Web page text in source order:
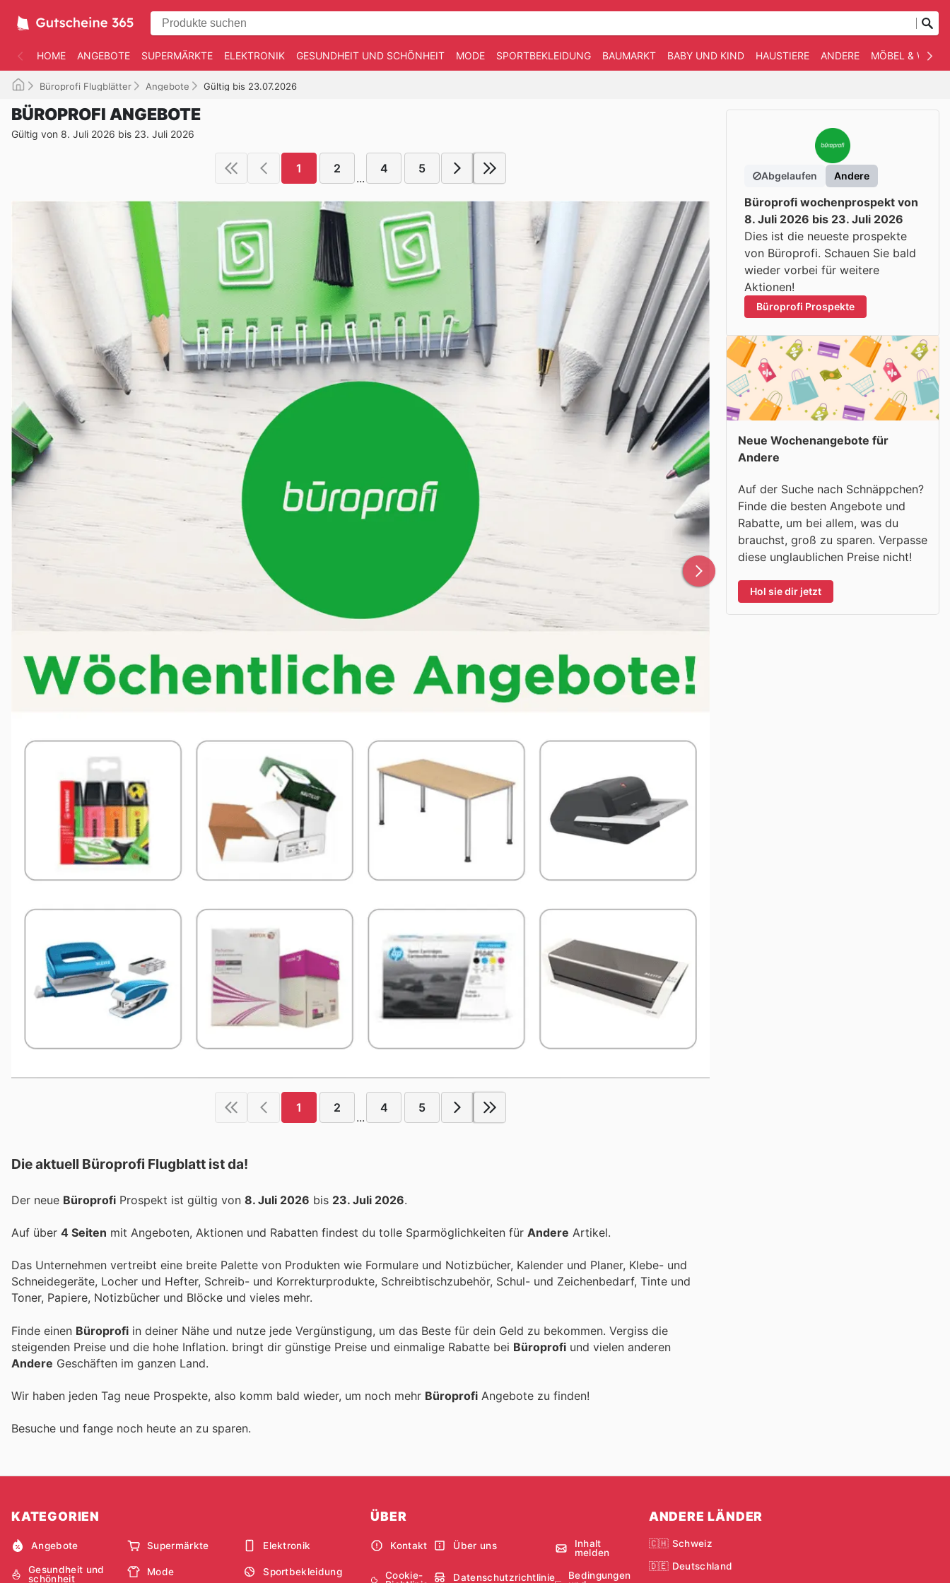
HOME ANGEBOTE SUPERMÄRKTE ELEKTRONIK GESUNDHEIT UND SCHÖNHEIT MODE SPORTBEKLEIDUNG BAUMARKT BABY UND KIND HAUSTIERE ANDERE MÖBEL &
Büroprofi Flugblätter Angebote Gültig bis 23.07.2026
BÜROPROFI ANGEBOTE
Gültig von 8. Juli 2026 bis 23. Juli 2026
1 2
...
4 5
1 2
...
4 5
Die aktuell Büroprofi Flugblatt ist da!
Der neue Büroprofi Prospekt ist gültig von 8. Juli 2026 bis 23. Juli 2026.
Auf über 4 Seiten mit Angeboten, Aktionen und Rabatten findest du tolle Sparmöglichkeiten für Andere Artikel.
Das Unternehmen vertreibt eine breite Palette von Produkten wie Formulare und Notizbücher, Kalender und Planer, Klebe- und
Schneidegeräte, Locher und Hefter, Schreib- und Korrekturprodukte, Schreibtischzubehör, Schul- und Zeichenbedarf, Tinte und
Toner, Papiere, Notizbücher und Blöcke und vieles mehr.
Finde einen Büroprofi in deiner Nähe und nutze jede Vergünstigung, um das Beste für dein Geld zu bekommen. Vergiss die
steigenden Preise und die hohe Inflation. bringt dir günstige Preise und einmalige Rabatte bei Büroprofi und vielen anderen
Andere Geschäften im ganzen Land.
Wir haben jeden Tag neue Prospekte, also komm bald wieder, um noch mehr Büroprofi Angebote zu finden!
Besuche und fange noch heute an zu sparen.
Abgelaufen Andere
Büroprofi wochenprospekt von
8. Juli 2026 bis 23. Juli 2026
Dies ist die neueste prospekte
von Büroprofi. Schauen Sie bald
wieder vorbei für weitere
Aktionen!
Büroprofi Prospekte
Neue Wochenangebote für
Andere
Auf der Suche nach Schnäppchen?
Finde die besten Angebote und
Rabatte, um bei allem, was du
brauchst, groß zu sparen. Verpasse
diese unglaublichen Preise nicht!
Hol sie dir jetzt
KATEGORIEN
Angebote Supermärkte Elektronik
Gesundheit und
schönheit
Mode Sportbekleidung
ÜBER
Kontakt Über uns
Inhalt
melden
Cookie-
Datenschutzrichtlinie
Bedingungen
ANDERE LÄNDER
🇨🇭 Schweiz
🇩🇪 Deutschland